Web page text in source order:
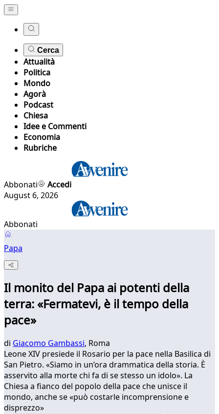
Cerca
Attualità
Politica
Mondo
Agorà
Podcast
Chiesa
Idee e Commenti
Economia
Rubriche
Abbonati
Accedi
August 6, 2026
Abbonati
Papa
Il monito del Papa ai potenti della
terra: «Fermatevi, è il tempo della
pace»
di Giacomo Gambassi, Roma
Leone XIV presiede il Rosario per la pace nella Basilica di
San Pietro. «Siamo in un’ora drammatica della storia. È
asservito alla morte chi fa di se stesso un idolo». La
Chiesa a fianco del popolo della pace che unisce il
mondo, anche se «può costarle incomprensione e
disprezzo»